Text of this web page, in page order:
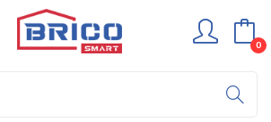
0